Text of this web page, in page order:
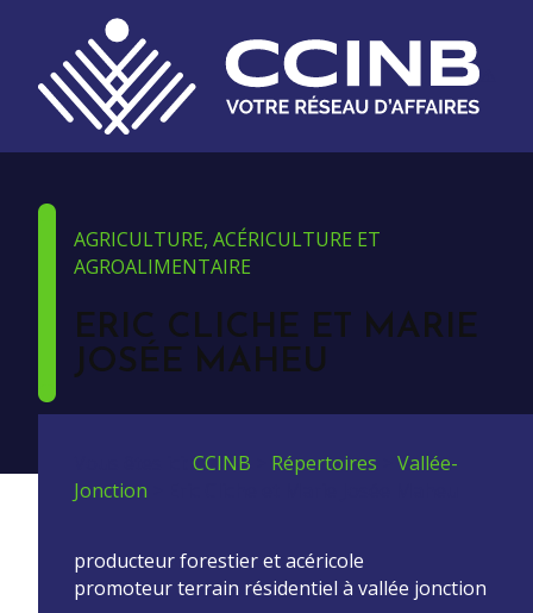
AGRICULTURE, ACÉRICULTURE ET
AGROALIMENTAIRE
ERIC CLICHE ET MARIE
JOSÉE MAHEU
CCINB Répertoires
Vallée-
Jonction
producteur forestier et acéricole
promoteur terrain résidentiel à vallée jonction